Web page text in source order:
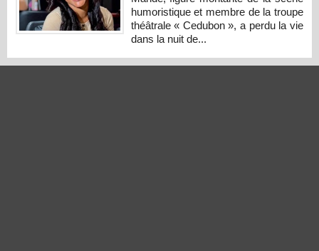
humoristique et membre de la troupe
théâtrale « Cedubon », a perdu la vie
dans la nuit de...